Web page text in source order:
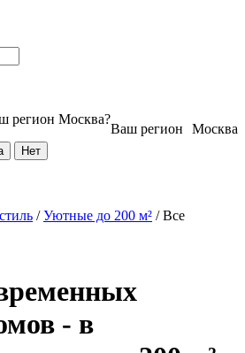
Москва
Ваш регион
регион Москва?
/Уютные до 200 м² /Все
- в